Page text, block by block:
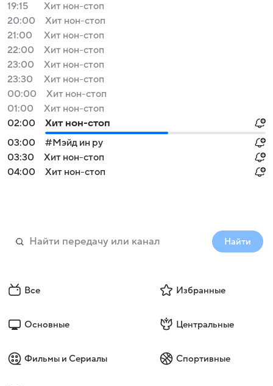
19:15
Хит нон-стоп
20:00
Хит нон-стоп
21:00
Хит нон-стоп
22:00
Хит нон-стоп
23:00
Хит нон-стоп
23:30
Хит нон-стоп
00:00
Хит нон-стоп
01:00
Хит нон-стоп
02:00
Хит нон-стоп
03:00
#Мэйд ин ру
03:30
Хит нон-стоп
04:00
Хит нон-стоп
Найти
Все Избранные
Основные Центральные
Фильмы и Сериалы Спортивные